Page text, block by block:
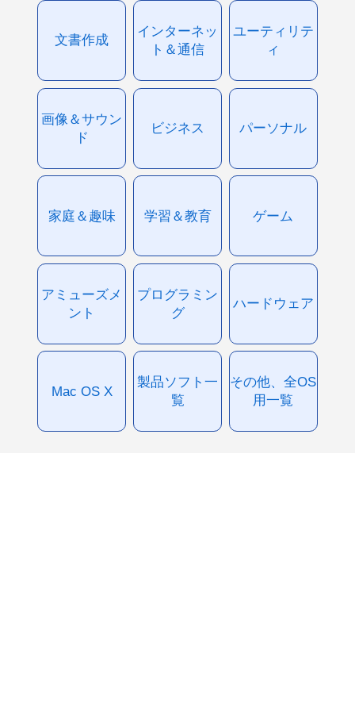
文書作成
インターネッ
ト＆通信
ユーティリテ
ィ
画像＆サウン
ド
ビジネス パーソナル
家庭＆趣味 学習＆教育 ゲーム
アミューズメ
ント
プログラミン
グ
ハードウェア
Mac OS X
製品ソフト一
覧
その他、全OS
用一覧